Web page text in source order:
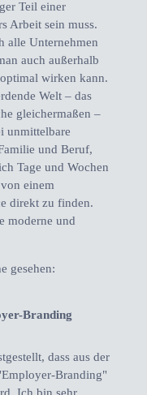
Teil einer
Arbeit sein muss.
alle Unternehmen
auch außerhalb
wirken kann.
Welt – das
gleichermaßen –
unmittelbare
und Beruf,
Tage und Wochen
einem
direkt zu finden.
moderne und
gesehen:
Branding
dass aus der
Branding"